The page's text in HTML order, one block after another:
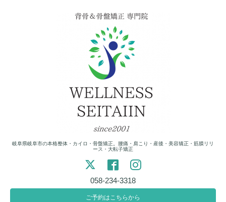
岐阜県岐阜市の本格整体・カイロ・骨盤矯正。腰痛・肩こり・産後・美容矯正・筋膜リリ
ース・大転子矯正
058-234-3318
ご予約はこちらから